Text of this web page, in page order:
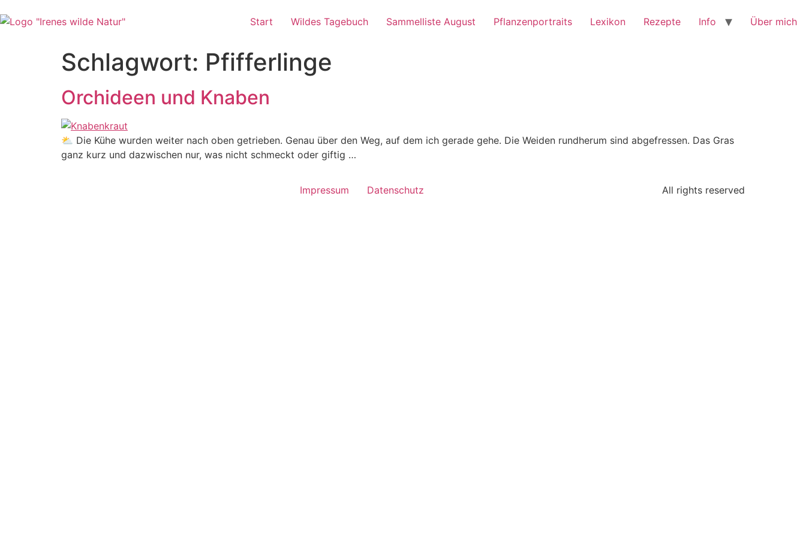
Inhalt
Start Wildes Tagebuch Sammelliste August Pflanzenportraits Lexikon Rezepte Info Über mich
Schlagwort: Pfifferlinge
Orchideen und Knaben
⛅ Die Kühe wurden weiter nach oben getrieben. Genau über den Weg, auf dem ich gerade gehe. Die Weiden rundherum sind abgefressen. Das Gras
ganz kurz und dazwischen nur, was nicht schmeckt oder giftig …
Impressum Datenschutz All rights reserved